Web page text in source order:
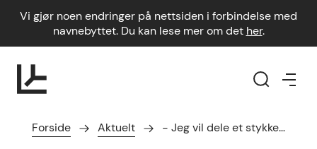
Vi gjør noen endringer på nettsiden i forbindelse med
navnebyttet. Du kan lese mer om det her.
Forside Aktuelt - Jeg vil dele et stykke…